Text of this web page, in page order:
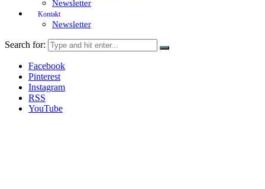
Newsletter
Kontakt
Newsletter
Search for:
Facebook
Pinterest
Instagram
RSS
YouTube